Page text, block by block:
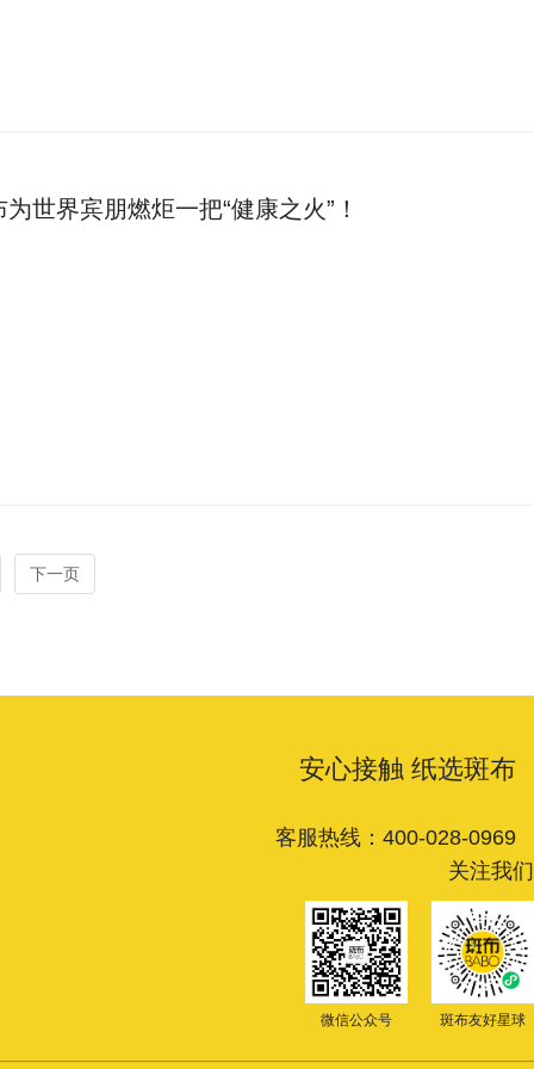
世界宾朋燃炬一把“健康之火”！
下一页
安心接触 纸选斑布
客服热线：400-028-0969
关注我们
微信公众号 斑布友好星球